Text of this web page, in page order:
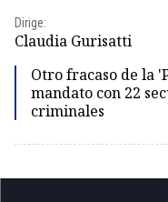
Dirige:
Claudia Gurisatti
Otro fracaso de la
mandato con 22
criminales
1